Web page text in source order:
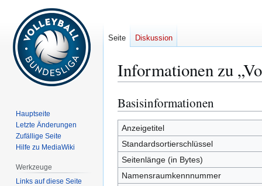
Informationen zu
Zur
Navigation
springen
Zur
Suche
springen
Basisinformationen
Anzeigetitel
Standardsortierschlüssel
Seitenlänge (in Bytes)
Namensraumkennnummer
Seite Diskussion
Hauptseite
Letzte Änderungen
Zufällige Seite
Hilfe zu MediaWiki
Werkzeuge
Links auf diese Seite